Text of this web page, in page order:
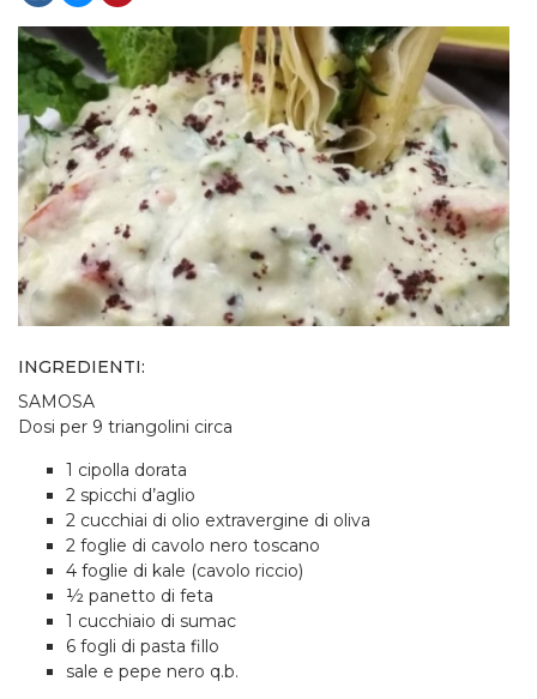
INGREDIENTI:
SAMOSA
Dosi per 9 triangolini circa
1 cipolla dorata
2 spicchi d’aglio
2 cucchiai di olio extravergine di oliva
2 foglie di cavolo nero toscano
4 foglie di kale (cavolo riccio)
½ panetto di feta
1 cucchiaio di sumac
6 fogli di pasta fillo
sale e pepe nero q.b.